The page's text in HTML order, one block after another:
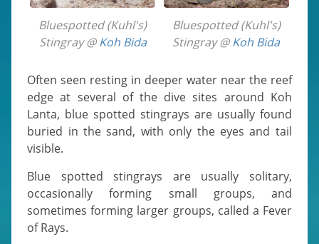
Bluespotted (Kuhl's)
Stingray @Koh Bida
Bluespotted (Kuhl's)
Stingray @Koh Bida
Often seen resting in deeper water near the reef
edge at several of the dive sites around Koh
Lanta, blue spotted stingrays are usually found
buried in the sand, with only the eyes and tail
visible.
Blue spotted stingrays are usually solitary,
occasionally forming small groups, and
sometimes forming larger groups, called a Fever
of Rays.